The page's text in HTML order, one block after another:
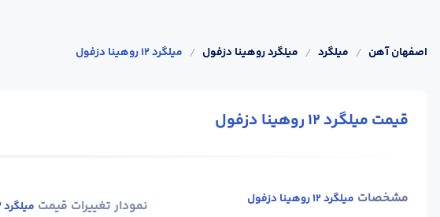
اصفهان آهن / میلگرد / میلگرد روهینا دزفول / میلگرد 12 روهینا دزفول
قیمت میلگرد 12 روهینا دزفول
مشخصات میلگرد 12 روهینا دزفول نمودار تغییرات قیمت میلگرد 12 روهینا دزفول